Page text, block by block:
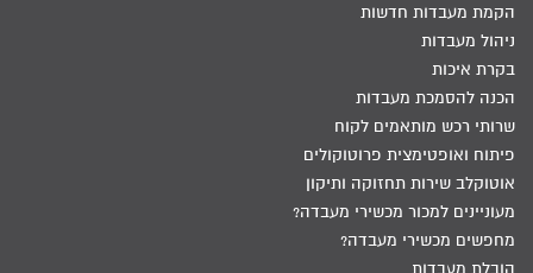
הקמת מעבדות חדשות
ניהול מעבדות
בקרת איכות
הכנה להסמכת מעבדות
שרותי רכש מותאמים לקוח
פיתוח ואופטימצית פרוטוקולים
אוטוקלב שירות תחזוקה ותיקון
מעוניינים למכור מכשירי מעבדה?
מחפשים מכשירי מעבדה?
הובלת מעבדות